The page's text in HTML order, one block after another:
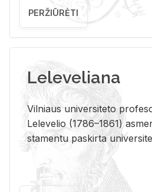
PERŽIŪRĖTI
Leleveliana
Vil­niaus uni­ver­si­te­to
Le­le­ve­lio (1786–1861)
sta­men­tu pa­skir­ta